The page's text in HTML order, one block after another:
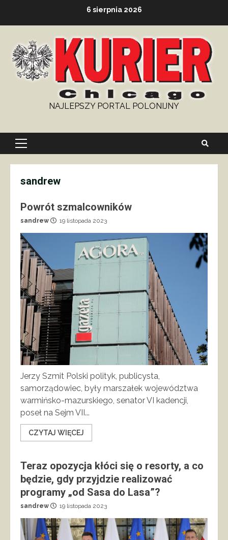
6 sierpnia 2026
NAJLEPSZY PORTAL POLONIJNY
Primary
sandrew
Powrót szmalcowników
sandrew 19 listopada 2023
Jerzy Szmit Polski polityk, publicysta,
samorządowiec, były marszałek województwa
warmińsko-mazurskiego, senator VI kadencji,
poseł na Sejm VII...
CZYTAJ WIĘCEJ
Teraz opozycja kłóci się o resorty, a co
będzie, gdy przyjdzie realizować
programy „od Sasa do Lasa”?
sandrew 19 listopada 2023